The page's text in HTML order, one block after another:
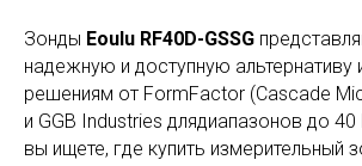
Зонды Eoulu RF40D-GSSG
надежную и доступную альтернативу
решениям от FormFactor (Cascade
и GGB Industries длядиапазонов до 40
вы ищете, где купить измерительный